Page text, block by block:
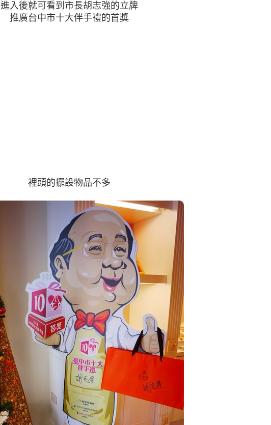
進入後就可看到市長胡志強的立牌
推廣台中市十大伴手禮的首獎
裡頭的擺設物品不多